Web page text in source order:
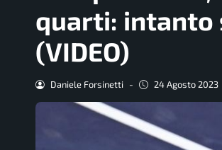
quarti: intanto
(VIDEO)
Daniele Forsinetti - 24 Agosto 2023